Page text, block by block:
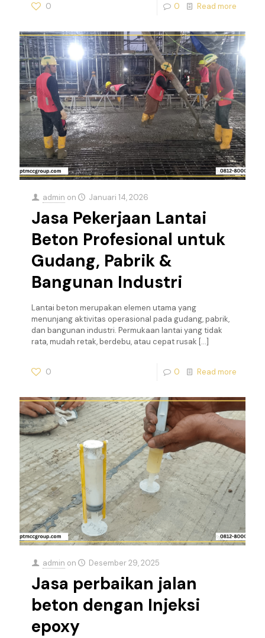
0 0 Read more
admin on Januari 14, 2026
Jasa Pekerjaan Lantai
Beton Profesional untuk
Gudang, Pabrik &
Bangunan Industri
Lantai beton merupakan elemen utama yang
menunjang aktivitas operasional pada gudang, pabrik,
dan bangunan industri. Permukaan lantai yang tidak
rata, mudah retak, berdebu, atau cepat rusak […]
0 0 Read more
admin on Desember 29, 2025
Jasa perbaikan jalan
beton dengan Injeksi
epoxy